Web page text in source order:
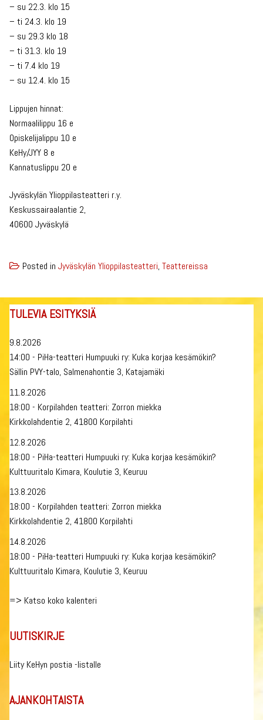
– su 22.3. klo 15
– ti 24.3. klo 19
– su 29.3 klo 18
– ti 31.3. klo 19
– ti 7.4 klo 19
– su 12.4. klo 15
Lippujen hinnat:
Normaalilippu 16 e
Opiskelijalippu 10 e
KeHy/JYY 8 e
Kannatuslippu 20 e
Jyväskylän Ylioppilasteatteri r.y.
Keskussairaalantie 2,
40600 Jyväskylä
Posted in Jyväskylän Ylioppilasteatteri, Teattereissa
TULEVIA ESITYKSIÄ
9.8.2026
14:00 - PiHa-teatteri Humpuuki ry: Kuka korjaa kesämökin?
Sällin PVY-talo, Salmenahontie 3, Katajamäki
11.8.2026
18:00 - Korpilahden teatteri: Zorron miekka
Kirkkolahdentie 2, 41800 Korpilahti
12.8.2026
18:00 - PiHa-teatteri Humpuuki ry: Kuka korjaa kesämökin?
Kulttuuritalo Kimara, Koulutie 3, Keuruu
13.8.2026
18:00 - Korpilahden teatteri: Zorron miekka
Kirkkolahdentie 2, 41800 Korpilahti
14.8.2026
18:00 - PiHa-teatteri Humpuuki ry: Kuka korjaa kesämökin?
Kulttuuritalo Kimara, Koulutie 3, Keuruu
=> Katso koko kalenteri
UUTISKIRJE
Liity KeHyn postia -listalle
AJANKOHTAISTA